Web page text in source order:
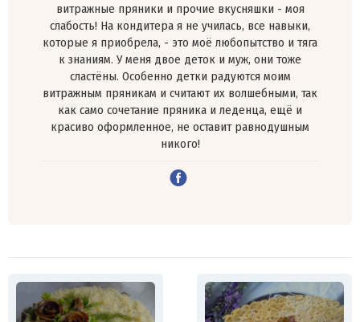
витражные пряники и прочие вкусняшки - моя
слабость! На кондитера я не училась, все навыки,
которые я приобрела, - это моё любопытство и тяга
к знаниям. У меня двое деток и муж, они тоже
сластёны. Особенно детки радуются моим
витражным пряникам и считают их волшебными, так
как само сочетание пряника и леденца, ещё и
красиво оформленное, не оставит равнодушным
никого!